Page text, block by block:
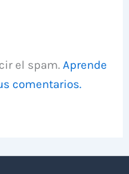
el spam.Aprende
comentarios.